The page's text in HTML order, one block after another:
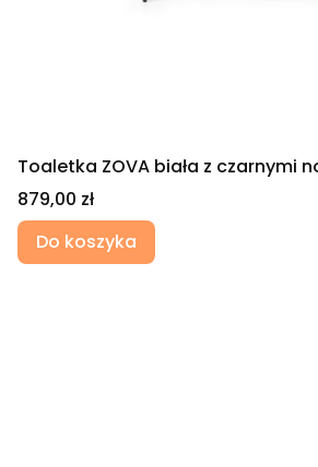
Toaletka ZOVA biała z czarnymi
Cena
879,00 zł
Do koszyka